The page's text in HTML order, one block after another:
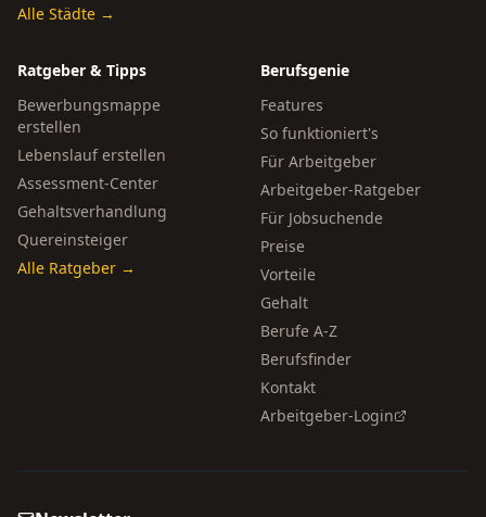
Alle Städte →
Ratgeber & Tipps
Bewerbungsmappe
erstellen
Lebenslauf erstellen
Assessment-Center
Gehaltsverhandlung
Quereinsteiger
Alle Ratgeber →
Berufsgenie
Features
So funktioniert's
Für Arbeitgeber
Arbeitgeber-Ratgeber
Für Jobsuchende
Preise
Vorteile
Gehalt
Berufe A-Z
Berufsfinder
Kontakt
Arbeitgeber-Login